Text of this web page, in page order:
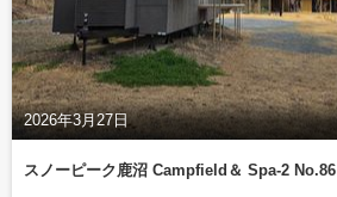
2026年3月27日
スノーピーク鹿沼 Campfield＆ Spa-2 No.86